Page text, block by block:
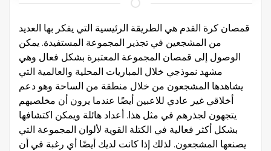
قمصان كرة القدم هي الطريقة الرئيسية التي يفكر بها العديد
من المشجعين في تجذير المجموعة المستفيدة. يمكن
الوصول إلى قمصان المجموعة المعتبرة بشكل فعال وهي
مشهد نموذجي خلال المباريات المحلية والعالمية التي
يشاهدها المشجعون من خلال منطقة من الساحة وهو دعم
أخلاقي غير عادي للاعبين أيضًا عندما يرون أن مخلصيهم
يتجهون لجذرهم في مثل هذا. أعداد هائلة ويمكن اكتشافها
بشكل أكثر فعالية في الكتلة القوية لألوان المجموعة التي
يصنعها المشجعون. لذلك إذا كانت لديك أيضًا أي رغبة في أن